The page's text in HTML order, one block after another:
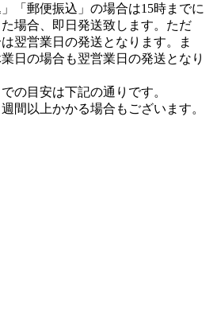
「郵便振込」の場合は15時までに
場合、即日発送致します。ただ
翌営業日の発送となります。ま
日の場合も翌営業日の発送となり
の目安は下記の通りです。
間以上かかる場合もございます。